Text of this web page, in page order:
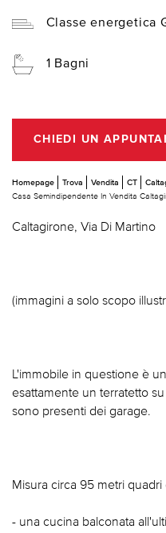
Classe energetica
1 Bagni
CHIEDI UN
Homepage Trova Vendita CT
Casa Semindipendente In Vendita
Caltagirone, Via Di Martino
(immagini a solo scopo
L'immobile in questione è
esattamente un terratetto
sono presenti dei garage.
Misura circa 95 metri
- una cucina balconata